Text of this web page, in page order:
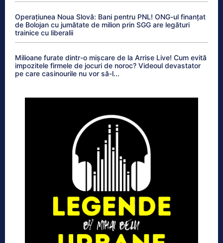
Operațiunea Noua Slovă: Bani pentru PNL! ONG-ul finanțat
de Bolojan cu jumătate de milion prin SGG are legături
trainice cu liberalii
Milioane furate dintr-o mișcare de la Arrise Live! Cum evită
impozitele firmele de jocuri de noroc? Videoul devastator
pe care casinourile nu vor să-l...